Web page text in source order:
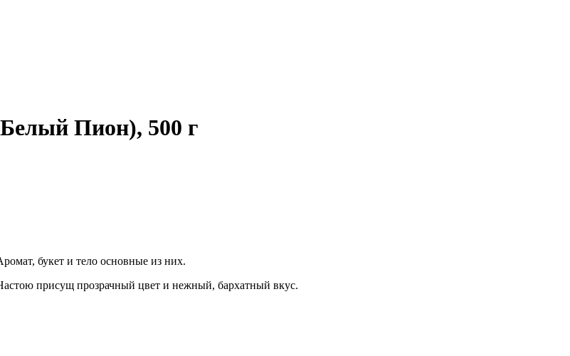
Пион), 500 г
букет и тело основные из них.
присущ прозрачный цвет и нежный, бархатный вкус.